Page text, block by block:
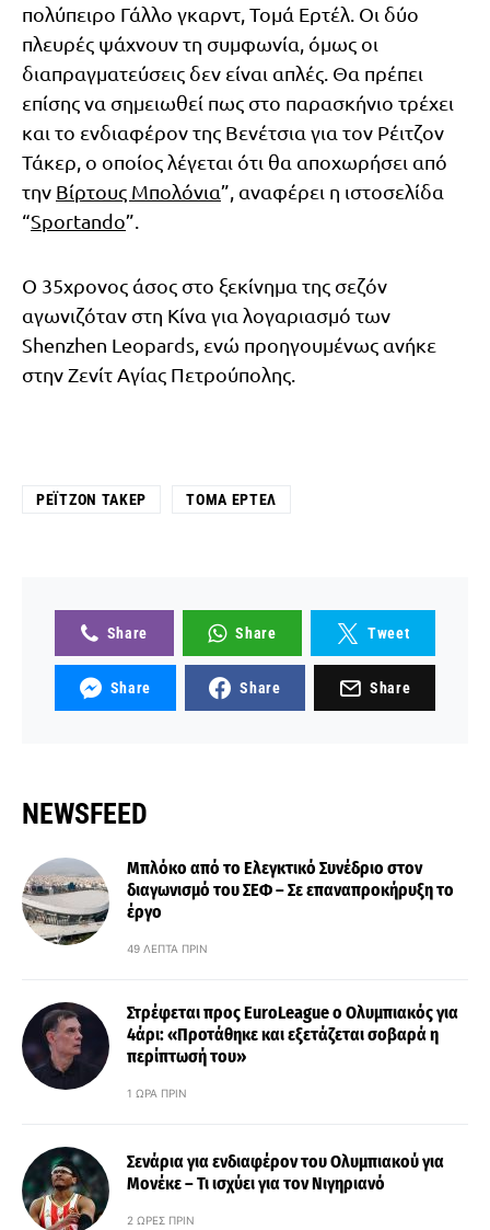
πολύπειρο Γάλλο γκαρντ, Τομά Ερτέλ. Οι δύο
πλευρές ψάχνουν τη συμφωνία, όμως οι
διαπραγματεύσεις δεν είναι απλές. Θα πρέπει
επίσης να σημειωθεί πως στο παρασκήνιο τρέχει
και το ενδιαφέρον της Βενέτσια για τον Ρέιτζον
Τάκερ, ο οποίος λέγεται ότι θα αποχωρήσει από
την Βίρτους Μπολόνια”, αναφέρει η ιστοσελίδα
“Sportando”.
Ο 35χρονος άσος στο ξεκίνημα της σεζόν
αγωνιζόταν στη Κίνα για λογαριασμό των
Shenzhen Leopards, ενώ προηγουμένως ανήκε
στην Ζενίτ Αγίας Πετρούπολης.
ΡΈΙΤΖΟΝ ΤΆΚΕΡ ΤΟΜΆ ΕΡΤΈΛ
Share Share Tweet
Share Share Share
NEWSFEED
Μπλόκο από το Ελεγκτικό Συνέδριο στον
διαγωνισμό του ΣΕΦ – Σε επαναπροκήρυξη το
έργο
49 ΛΕΠΤΆ ΠΡΙΝ
Στρέφεται προς EuroLeague ο Ολυμπιακός για
4άρι: «Προτάθηκε και εξετάζεται σοβαρά η
περίπτωσή του»
1 ΏΡΑ ΠΡΙΝ
Σενάρια για ενδιαφέρον του Ολυμπιακού για
Μονέκε – Τι ισχύει για τον Νιγηριανό
2 ΏΡΕΣ ΠΡΙΝ